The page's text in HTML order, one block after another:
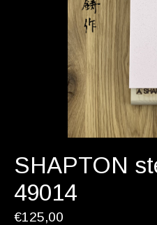
SHAPTON
49014
€125,00